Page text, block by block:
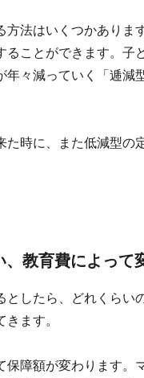
方法はいくつかありま
ることができます。子
年々減っていく「逓減
た時に、また低減型
、教育費によって
としたら、どれくらい
ます。
保障額が変わります。